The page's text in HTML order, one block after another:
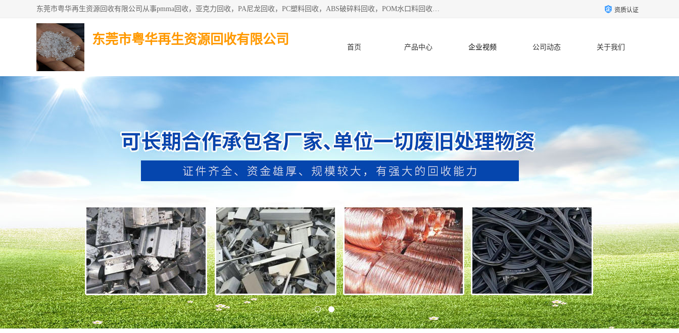
东莞市粤华再生资源回收有限公司从事pmma回收，亚克力回收，PA尼龙回收，PC塑料回收，ABS破碎料回收，POM水口料回收、废不锈钢回收等各类工厂废料回收等。 资质认证
东莞市粤华再生资源回收有限公司
首页 产品中心 企业视频 公司动态 关于我们